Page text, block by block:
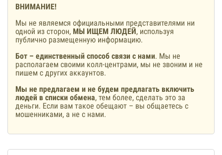
ВНИМАНИЕ!
Мы не являемся официальными представителями ни
одной из сторон, МЫ ИЩЕМ ЛЮДЕЙ, используя
публично размещенную информацию.
Бот – единственный способ связи с нами. Мы не
располагаем своими колл-центрами, мы не звоним и не
пишем с других аккаунтов.
Мы не предлагаем и не будем предлагать включить
людей в списки обмена, тем более, сделать это за
деньги. Если вам такое обещают – вы общаетесь с
мошенниками, а не с нами.